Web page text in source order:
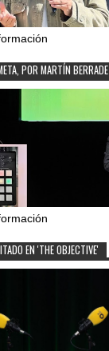
POR MARTÍN BERRADE
EN 'THE OBJECTIVE'